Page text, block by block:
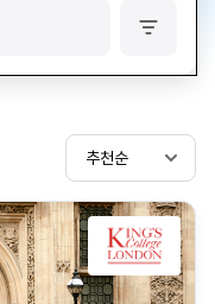
필
추천순